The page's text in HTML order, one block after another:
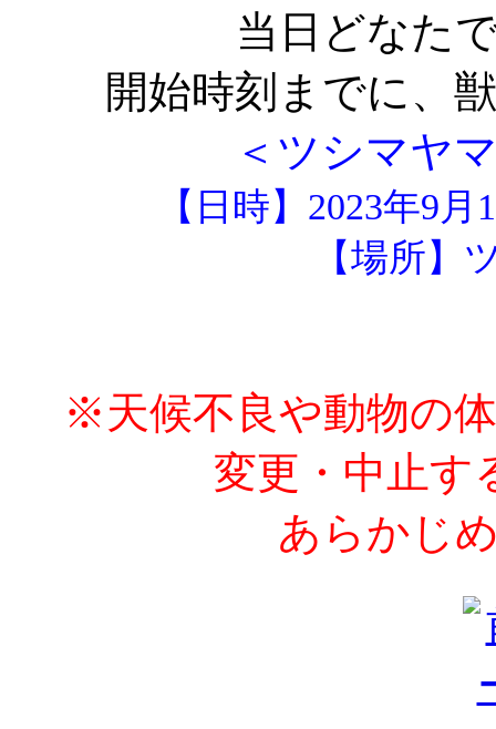
当日どなた
開始時刻までに、
＜ツシマヤ
【日時】2023年9
【場所】
※天候不良や動物の
変更・中止す
あらかじ